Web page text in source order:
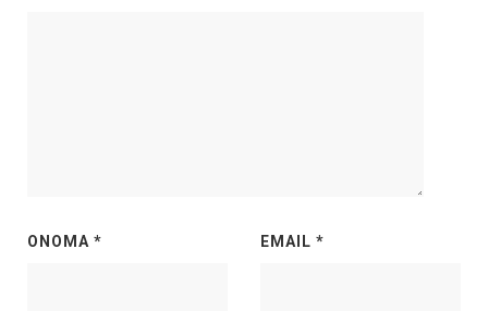
ΌΝΟΜΑ * EMAIL *